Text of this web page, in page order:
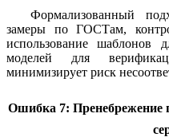
Формализованный
замеры по ГОСТам,
использование шаблонов
моделей для
минимизирует риск
Ошибка 7: Пренебрежение